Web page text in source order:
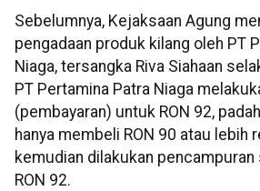
Sebelumnya, Kejaksaan Agung
pengadaan produk kilang oleh PT
Niaga, tersangka Riva Siahaan
PT Pertamina Patra Niaga
(pembayaran) untuk RON 92,
hanya membeli RON 90 atau lebih
kemudian dilakukan
RON 92.